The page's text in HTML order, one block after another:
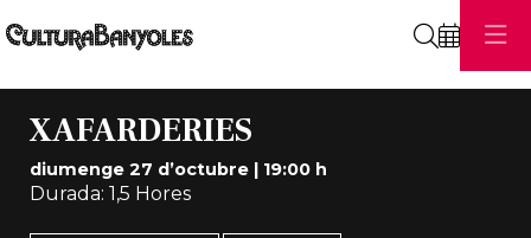
XAFARDERIES
diumenge 27 d’octubre| 19:00 h
Durada: 1,5 Hores